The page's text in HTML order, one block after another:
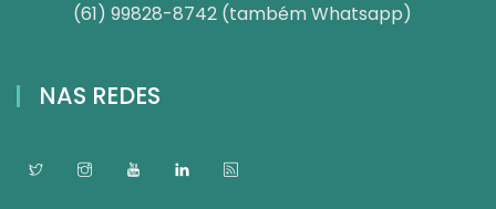
(61) 99828-8742 (também Whatsapp)
NAS REDES